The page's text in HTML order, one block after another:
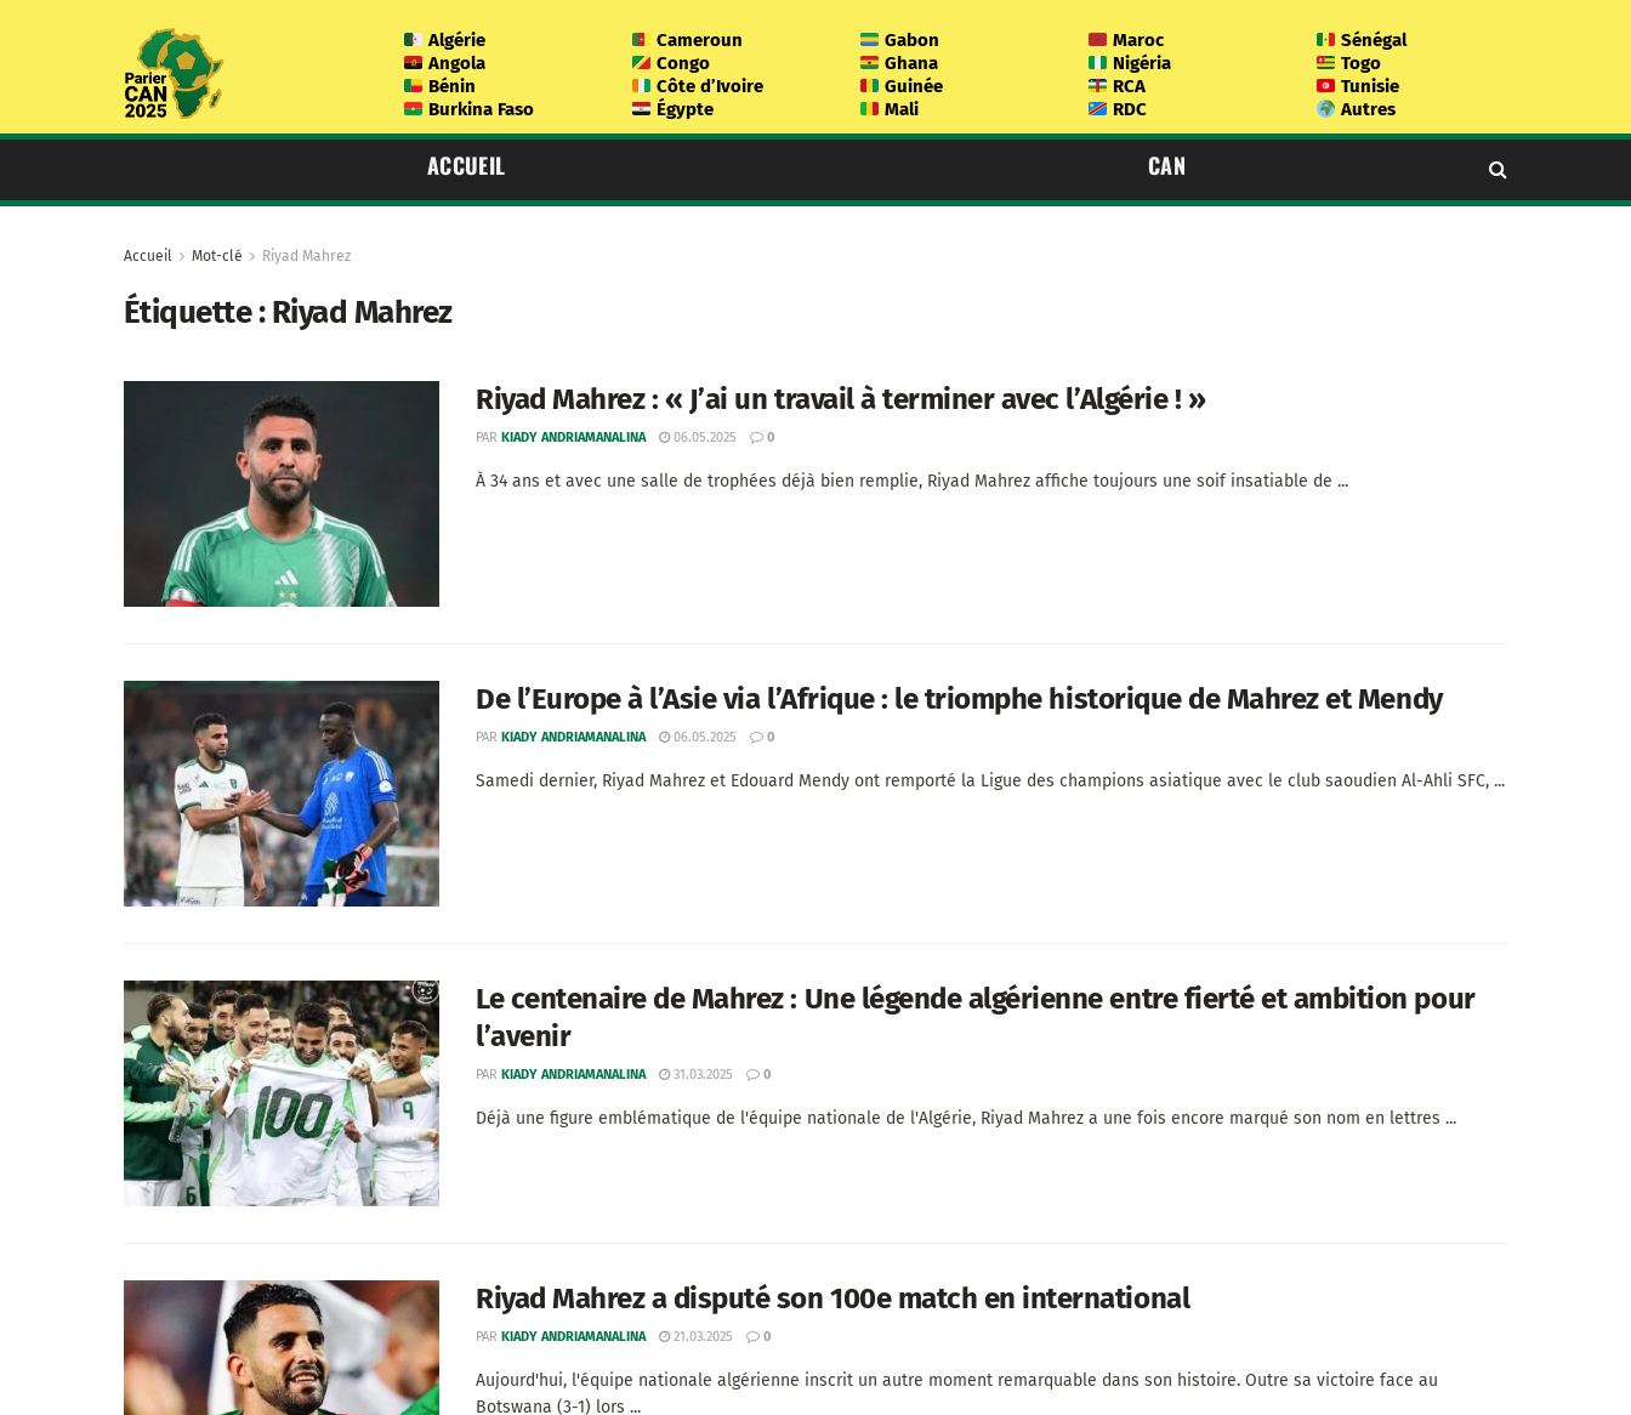
Algérie
Angola
Bénin
Burkina Faso
Cameroun
Congo
Côte d’Ivoire
Égypte
Gabon
Ghana
Guinée
Mali
Maroc
Nigéria
RCA
RDC
Sénégal
Togo
Tunisie
Autres
ACCUEIL CAN
Accueil Mot-clé Riyad Mahrez
Étiquette :Riyad Mahrez
Riyad Mahrez : « J’ai un travail à terminer avec l’Algérie ! »
PAR KIADY ANDRIAMANALINA 06.05.2025 0
À 34 ans et avec une salle de trophées déjà bien remplie, Riyad Mahrez affiche toujours une soif insatiable de ...
De l’Europe à l’Asie via l’Afrique : le triomphe historique de Mahrez et Mendy
PAR KIADY ANDRIAMANALINA 06.05.2025 0
Samedi dernier, Riyad Mahrez et Edouard Mendy ont remporté la Ligue des champions asiatique avec le club saoudien Al-Ahli SFC, ...
Le centenaire de Mahrez : Une légende algérienne entre fierté et ambition pour
l’avenir
PAR KIADY ANDRIAMANALINA 31.03.2025 0
Déjà une figure emblématique de l'équipe nationale de l'Algérie, Riyad Mahrez a une fois encore marqué son nom en lettres ...
Riyad Mahrez a disputé son 100e match en international
PAR KIADY ANDRIAMANALINA 21.03.2025 0
Aujourd'hui, l'équipe nationale algérienne inscrit un autre moment remarquable dans son histoire. Outre sa victoire face au
Botswana (3-1) lors ...